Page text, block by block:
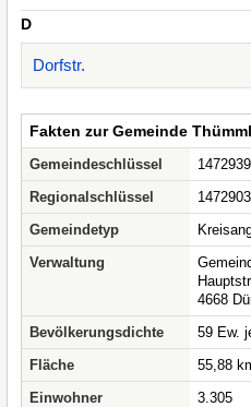
D
Dorfstr.
Fakten zur Gemeinde
Gemeindeschlüssel
Regionalschlüssel
Gemeindetyp
Verwaltung
4668
Bevölkerungsdichte
59 Ew.
Fläche
55,88
Einwohner
3.305